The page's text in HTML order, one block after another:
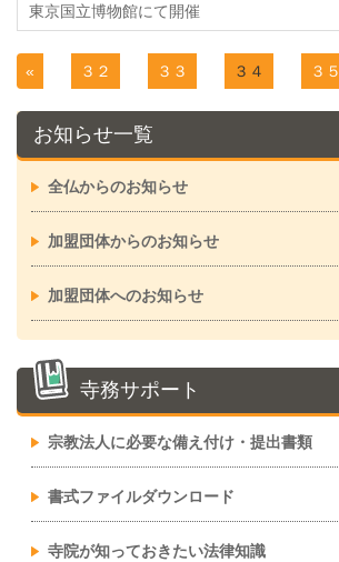
東京国立博物館にて開催
« ３２ ３３ ３４ ３５
お知らせ一覧
全仏からのお知らせ
加盟団体からのお知らせ
加盟団体へのお知らせ
寺務サポート
宗教法人に必要な備え付け・提出書類
書式ファイルダウンロード
寺院が知っておきたい法律知識